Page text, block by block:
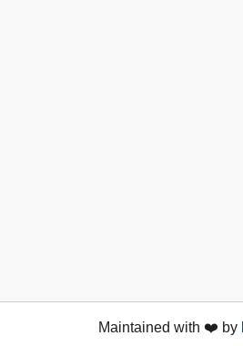
Maintained with ❤️ by